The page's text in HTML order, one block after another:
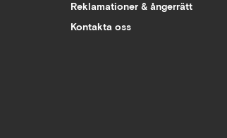
Reklamationer & ångerrätt
Kontakta oss